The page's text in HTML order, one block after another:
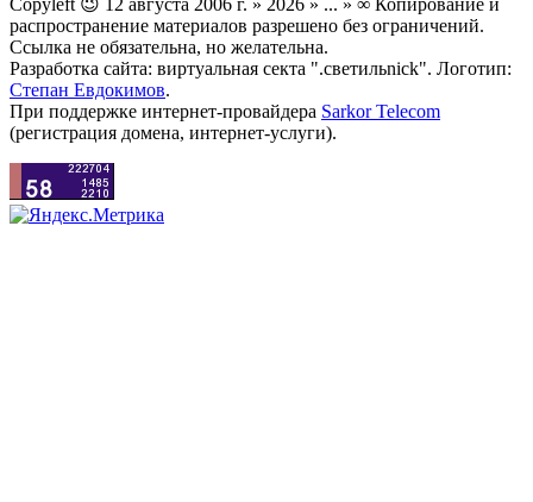
Copyleft 😉 12 августа 2006 г. » 2026 » ... » ∞ Копирование и
распространение материалов разрешено без ограничений.
Ссылка не обязательна, но желательна.
Разработка сайта: виртуальная секта ".светильnick". Логотип:
Степан Евдокимов.
При поддержке интернет-провайдера Sarkor Telecom
(регистрация домена, интернет-услуги).